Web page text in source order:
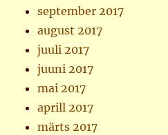
september 2017
august 2017
juuli 2017
juuni 2017
mai 2017
aprill 2017
märts 2017